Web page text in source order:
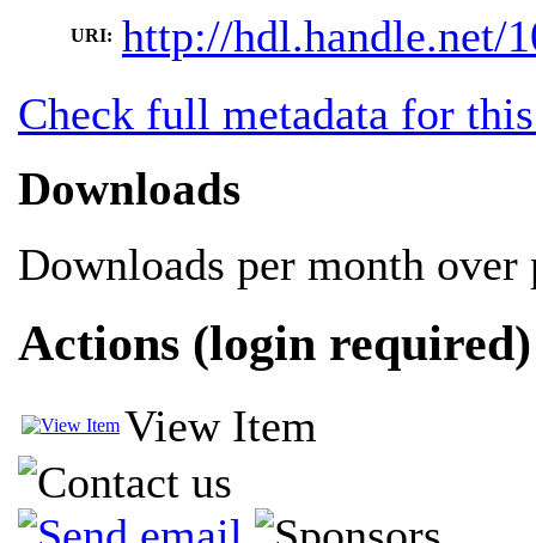
URI: http://hdl.handle.net/
Check full metadata for
Downloads
Downloads per month over
Actions (login required)
View Item